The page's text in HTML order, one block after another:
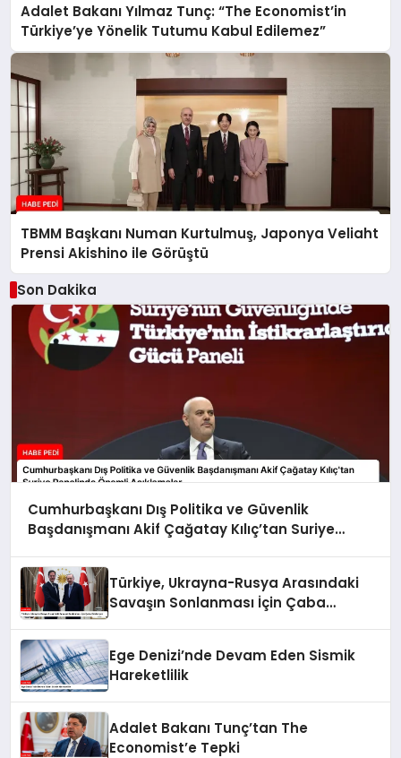
Adalet Bakanı Yılmaz Tunç: “The Economist’in
Türkiye’ye Yönelik Tutumu Kabul Edilemez”
TBMM Başkanı Numan Kurtulmuş, Japonya Veliaht
Prensi Akishino ile Görüştü
Son Dakika
Cumhurbaşkanı Dış Politika ve Güvenlik
Başdanışmanı Akif Çağatay Kılıç’tan Suriye
Türkiye, Ukrayna-Rusya Arasındaki
Savaşın Sonlanması İçin Çaba
Ege Denizi’nde Devam Eden Sismik
Hareketlilik
Adalet Bakanı Tunç’tan The
Economist’e Tepki